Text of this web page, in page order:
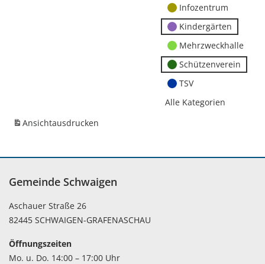
Infozentrum
Kindergärten
Mehrzweckhalle
Schützenverein
TSV
Alle Kategorien
Ansichtausdrucken
Gemeinde Schwaigen
Aschauer Straße 26
82445 SCHWAIGEN-GRAFENASCHAU
Öffnungszeiten
Mo. u. Do. 14:00 – 17:00 Uhr